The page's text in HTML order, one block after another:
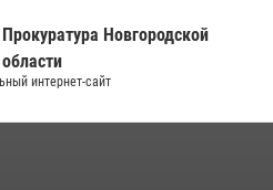
Прокуратура Новгородской
области
интернет-сайт